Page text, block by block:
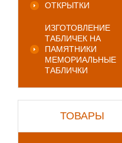
ОТКРЫТКИ
ИЗГОТОВЛЕНИЕ
ТАБЛИЧЕК НА
ПАМЯТНИКИ
МЕМОРИАЛЬНЫЕ
ТАБЛИЧКИ
ТОВАРЫ